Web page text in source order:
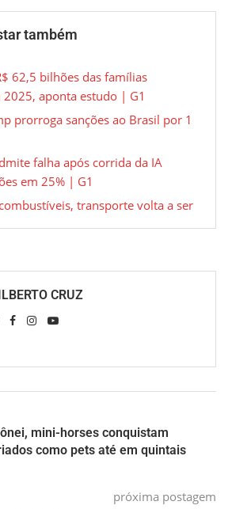
também
62,5 bilhões das famílias
2025, aponta estudo | G1
prorroga sanções ao Brasil por 1
falha após corrida da IA
em 25% | G1
transporte volta a ser
CRUZ
mini-horses conquistam
como pets até em quintais
próxima postagem